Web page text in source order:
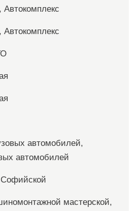
Автокомплекс
Автокомплекс
автомобилей,
автомобилей
мастерской,